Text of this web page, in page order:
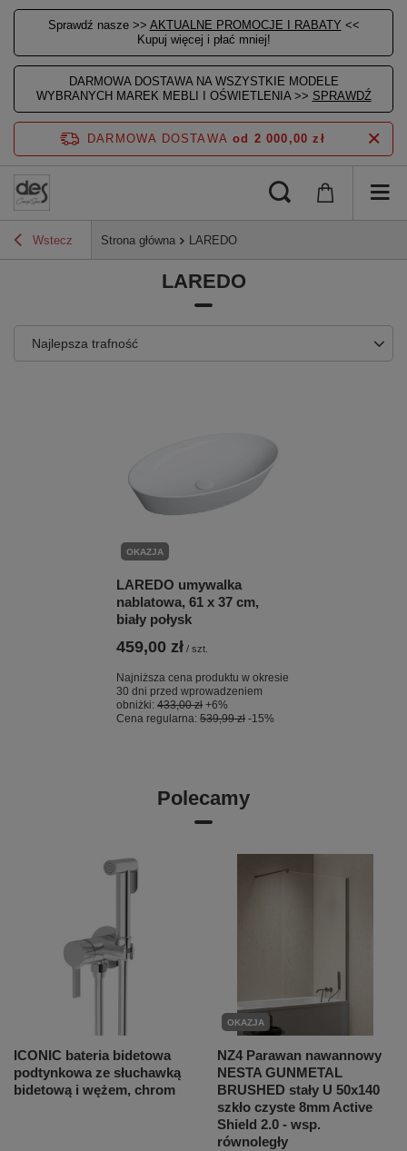
Sprawdź nasze >> AKTUALNE PROMOCJE I RABATY <<
Kupuj więcej i płać mniej!
DARMOWA DOSTAWA NA WSZYSTKIE MODELE
WYBRANYCH MAREK MEBLI I OŚWIETLENIA >> SPRAWDŹ
DARMOWA DOSTAWA od 2 000,00 zł
Wstecz Strona główna LAREDO
LAREDO
Najlepsza trafność
OKAZJA
LAREDO umywalka
nablatowa, 61 x 37 cm,
biały połysk
459,00 zł / szt.
Najniższa cena produktu w okresie
30 dni przed wprowadzeniem
obniżki: 433,00 zł +6%
Cena regularna: 539,99 zł -15%
Polecamy
ICONIC bateria bidetowa
podtynkowa ze słuchawką
bidetową i wężem, chrom
OKAZJA
NZ4 Parawan nawannowy
NESTA GUNMETAL
BRUSHED stały U 50x140
szkło czyste 8mm Active
Shield 2.0 - wsp.
równoległy